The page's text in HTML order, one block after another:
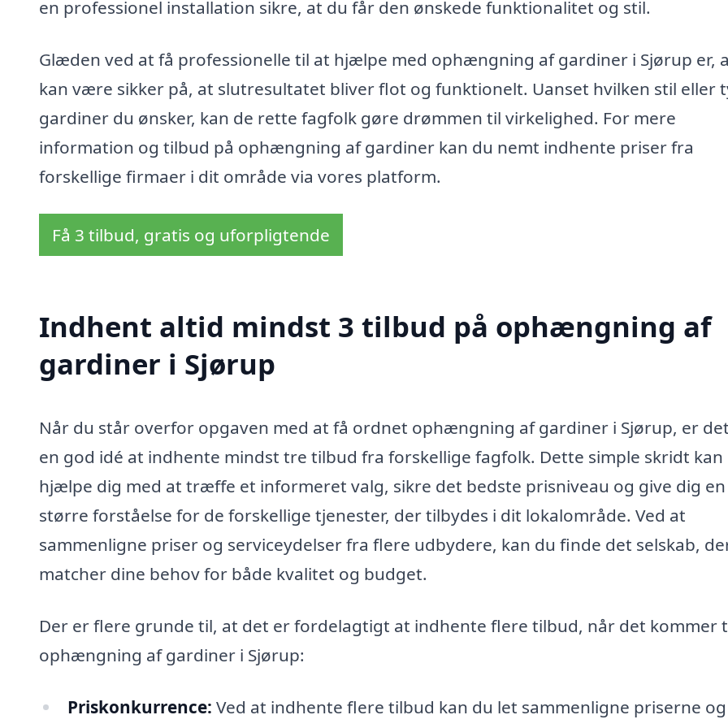
en professionel installation sikre, at du får den ønskede funktionalitet og stil.
Glæden ved at få professionelle til at hjælpe med ophængning af gardiner i Sjørup er,
kan være sikker på, at slutresultatet bliver flot og funktionelt. Uanset hvilken stil eller
gardiner du ønsker, kan de rette fagfolk gøre drømmen til virkelighed. For mere
information og tilbud på ophængning af gardiner kan du nemt indhente priser fra
forskellige firmaer i dit område via vores platform.
Få 3 tilbud, gratis og uforpligtende
Indhent altid mindst 3 tilbud på ophængning af
gardiner i Sjørup
Når du står overfor opgaven med at få ordnet ophængning af gardiner i Sjørup, er
en god idé at indhente mindst tre tilbud fra forskellige fagfolk. Dette simple skridt kan
hjælpe dig med at træffe et informeret valg, sikre det bedste prisniveau og give dig en
større forståelse for de forskellige tjenester, der tilbydes i dit lokalområde. Ved at
sammenligne priser og serviceydelser fra flere udbydere, kan du finde det selskab,
matcher dine behov for både kvalitet og budget.
Der er flere grunde til, at det er fordelagtigt at indhente flere tilbud, når det kommer
ophængning af gardiner i Sjørup:
Priskonkurrence: Ved at indhente flere tilbud kan du let sammenligne priserne og